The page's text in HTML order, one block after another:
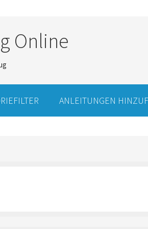
Online
ANLEITUNGEN